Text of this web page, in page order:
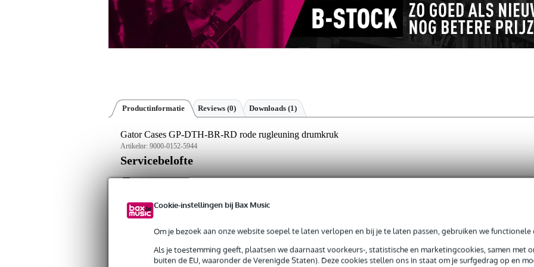
Cookie-instellingen bij Bax Music
Om je bezoek aan onze website soepel te laten verlopen en bij je te laten passen, gebruiken we functionele
Als je toestemming geeft, plaatsen we daarnaast voorkeurs-, statistische en marketingcookies, samen met
buiten de EU, waaronder de Verenigde Staten). Deze cookies stellen ons in staat om je surfgedrag op en
Productinformatie Reviews (0) Downloads (1)
Gator Cases GP-DTH-BR-RD rode rugleuning drumkruk
Artikelnr: 9000-0152-5944
Servicebelofte
Op dit product krijg je levenslange garantie op fabrieksfouten.
Lichtgewicht rugleuning, makkelijk mee te nemen
Comfortabele velours bekleding in stijlvol rood